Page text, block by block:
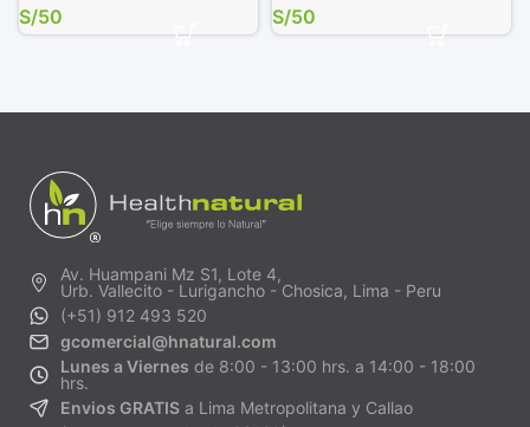
S/50 S/50
Av. Huampani Mz S1, Lote 4,
Urb. Vallecito - Lurigancho - Chosica, Lima - Peru
(+51) 912 493 520
gcomercial@hnatural.com
Lunes a Viernes de 8:00 - 13:00 hrs. a 14:00 - 18:00
hrs.
Envios GRATIS a Lima Metropolitana y Callao